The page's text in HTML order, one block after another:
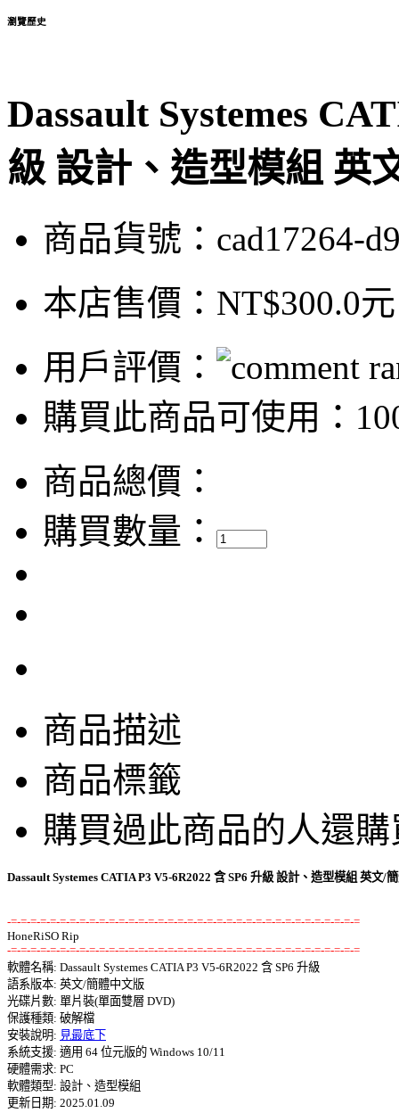
瀏覽歷史
Dassault Systemes
級 設計、造型模組 英
商品貨號：cad17264-
本店售價： NT$300.0元
用戶評價：
購買此商品可使用：
商品總價：
購買數量：
商品描述
商品標籤
購買過此商品的人還
Dassault Systemes CATIA P3 V5-6R2022 含 SP6 升級 設計、造型模組 英文/
-=-=-=-=-=-=-=-=-=-=-=-=-=-=-=-=-=-=-=-=-=-=-=-=-=-=-=-=-=-=-=-=-=-=-=-=
-=-=-=-=-=-=-=-=-=-=-=-=-=-=-=-=-=-=-=-=-=-=-=-=-=-=-=-=-=-=-=-=-=-=-=-=
軟體名稱: Dassault Systemes CATIA P3 V5-6R2022 含 SP6 升級
語系版本: 英文/簡體中文版
光碟片數: 單片裝(單面雙層 DVD)
保護種類: 破解檔
安裝說明: 見最底下
系統支援: 適用 64 位元版的 Windows 10/11
硬體需求: PC
軟體類型: 設計、造型模組
更新日期: 2025.01.09